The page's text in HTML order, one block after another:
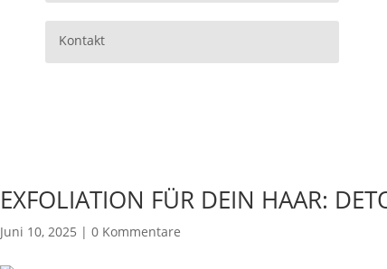
Kontakt
EXFOLIATION FÜR DEIN HAAR:
Juni 10, 2025 |0 Kommentare